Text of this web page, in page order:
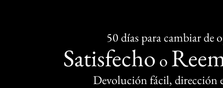
50 días para cambiar de
Satisfecho o
Devolución fácil, dirección